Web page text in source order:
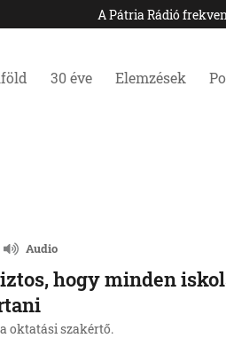
A Pátria Rádió
30 éve Elemzések
Audio
hogy minden
oktatási szakértő.